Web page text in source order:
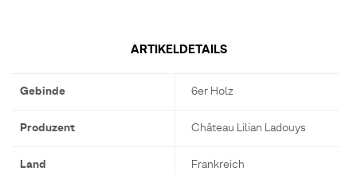
ARTIKELDETAILS
Gebinde 6er Holz
Produzent Château Lilian Ladouys
Land Frankreich